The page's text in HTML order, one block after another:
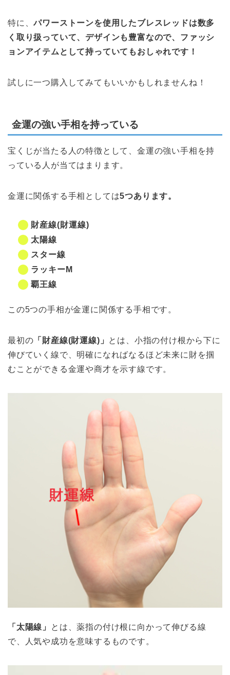
特に、パワーストーンを使用したブレスレッドは数多
く取り扱っていて、デザインも豊富なので、ファッシ
ョンアイテムとして持っていてもおしゃれです！
試しに一つ購入してみてもいいかもしれませんね！
金運の強い手相を持っている
宝くじが当たる人の特徴として、金運の強い手相を持
っている人が当てはまります。
金運に関係する手相としては5つあります。
財産線(財運線)
太陽線
スター線
ラッキーM
覇王線
この5つの手相が金運に関係する手相です。
最初の 「財産線(財運線)」 とは、小指の付け根から下に
伸びていく線で、明確になればなるほど未来に財を掴
むことができる金運や商才を示す線です。
「太陽線」
とは、薬指の付け根に向かって伸びる線
で、人気や成功を意味するものです。